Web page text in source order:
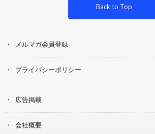
Back to Top
メルマガ会員登録
プライバシーポリシー
広告掲載
会社概要